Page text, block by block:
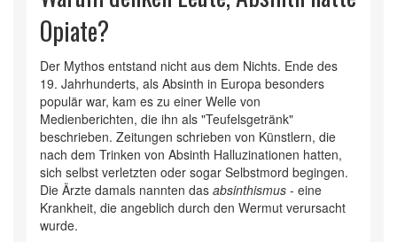
Opiate?
Der Mythos entstand nicht aus dem Nichts. Ende des
19. Jahrhunderts, als Absinth in Europa besonders
populär war, kam es zu einer Welle von
Medienberichten, die ihn als "Teufelsgetränk"
beschrieben. Zeitungen schrieben von Künstlern, die
nach dem Trinken von Absinth Halluzinationen hatten,
sich selbst verletzten oder sogar Selbstmord begingen.
Die Ärzte damals nannten das absinthismus - eine
Krankheit, die angeblich durch den Wermut verursacht
wurde.